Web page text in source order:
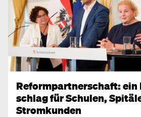
Reform­partnerschaft:
schlag für Schulen,
Stromkunden